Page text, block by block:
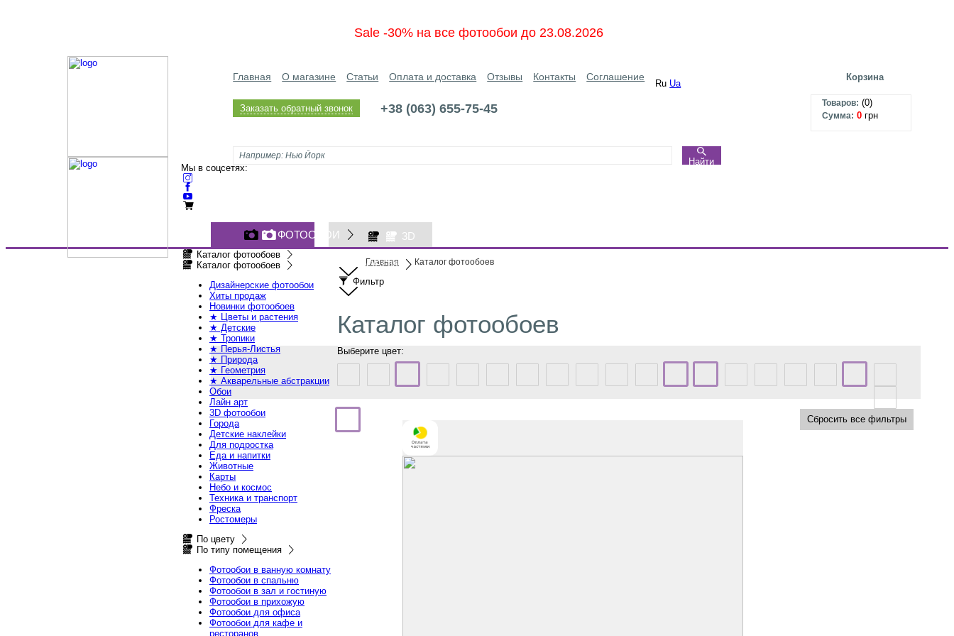
Sale -30% на все фотообои до 23.08.2026
Главная О магазине Статьи Оплата и доставка Отзывы Контакты Соглашение
Ru Ua
Заказать обратный звонок +38 (063) 655-75-45
Найти
Корзина
Товаров: (0)
Сумма: 0 грн
Мы в соцсетях:
ФОТООБОИ 3D
ОБОИ
Каталог фотообоев
Каталог фотообоев
Дизайнерские фотообои
Хиты продаж
Новинки фотообоев
★ Цветы и растения
★ Детские
★ Тропики
★ Перья-Листья
★ Природа
★ Геометрия
★ Акварельные абстракции
Обои
Лайн арт
3D фотообои
Города
Детские наклейки
Для подростка
Еда и напитки
Животные
Карты
Небо и космос
Техника и транспорт
Фреска
Ростомеры
По цвету
По типу помещения
Фотообои в ванную комнату
Фотообои в спальню
Фотообои в зал и гостиную
Фотообои в прихожую
Фотообои для офиса
Фотообои для кафе и
ресторанов
Главная Каталог фотообоев
Фильтр
Каталог фотообоев
Выберите цвет:
Сбросить все фильтры